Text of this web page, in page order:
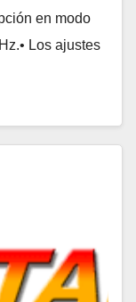
en modo
Los ajustes